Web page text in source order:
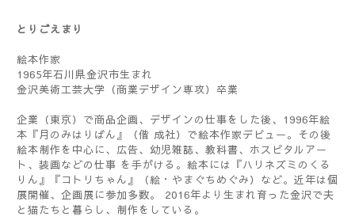
とりごえまり
絵本作家
1965年石川県金沢市生まれ
金沢美術工芸大学（商業デザイン専攻）卒業
企業（東京）で商品企画、デザインの仕事をした後、1996年絵
本『月のみはりばん』（偕 成社）で絵本作家デビュー。その後
絵本制作を中心に、広告、幼児雑誌、教科書、ホスピタルアー
ト、装画などの仕事 を手がける。絵本には『ハリネズミのくる
りん』『コトリちゃん』（絵・やまぐちめぐみ）など。近年は個
展開催、企画展に参加多数。 2016年より生まれ育った金沢で夫
と猫たちと暮らし、制作をしている。